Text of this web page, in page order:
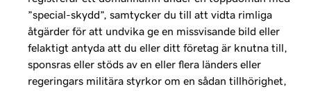
”special-skydd”, samtycker du till att vidta rimliga
åtgärder för att undvika ge en missvisande bild eller
felaktigt antyda att du eller ditt företag är knutna till,
sponsras eller stöds av en eller flera länders eller
regeringars militära styrkor om en sådan tillhörighet,